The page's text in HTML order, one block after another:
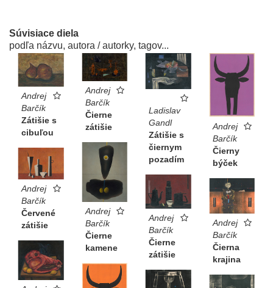
Súvisiace diela
podľa názvu, autora / autorky, tagov...
Andrej
Barčík
Zátišie s
cibuľou
Andrej
Barčík
Čierne
zátišie
Ladislav
Gandl
Zátišie s
čiernym
pozadím
Andrej
Barčík
Čierny
býček
Andrej
Barčík
Čierne
kamene
Andrej
Barčík
Červené
zátišie
Andrej
Barčík
Čierne
zátišie
Andrej
Barčík
Čierna
krajina